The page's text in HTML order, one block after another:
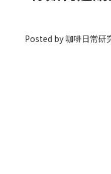
Posted by 咖啡日常研